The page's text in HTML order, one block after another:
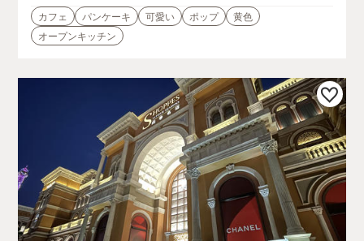
カフェ
パンケーキ 可愛い ポップ
黄色
オープンキッチン